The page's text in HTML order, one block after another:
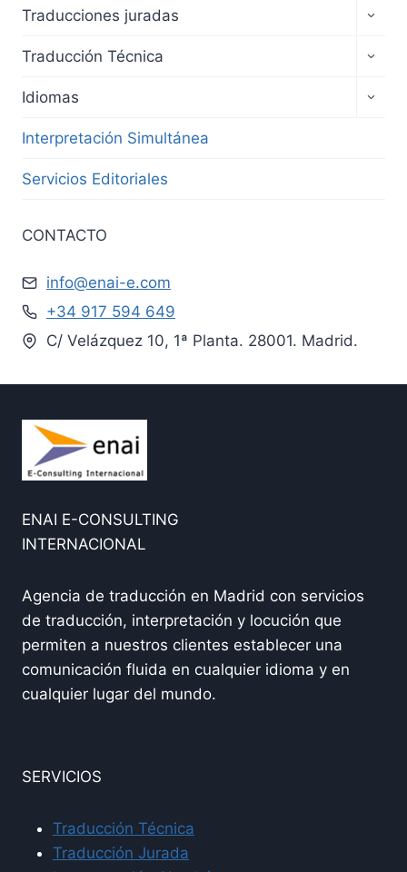
Traducciones juradas
Traducción Técnica
Idiomas
Interpretación Simultánea
Servicios Editoriales
CONTACTO
info@enai-e.com
+34 917 594 649
C/ Velázquez 10, 1ª Planta. 28001. Madrid.
ENAI E-CONSULTING
INTERNACIONAL
Agencia de traducción en Madrid con servicios
de traducción, interpretación y locución que
permiten a nuestros clientes establecer una
comunicación fluida en cualquier idioma y en
cualquier lugar del mundo.
SERVICIOS
Traducción Técnica
Traducción Jurada